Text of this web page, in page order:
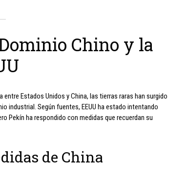
Chino y la
Estados Unidos y China, las tierras raras han surgido
industrial. Según fuentes, EEUU ha estado intentando
Pekín ha respondido con medidas que recuerdan su
de China